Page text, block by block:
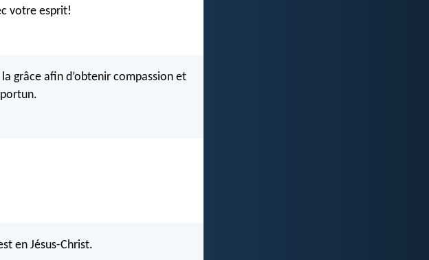
votre esprit!
grâce afin d’obtenir compassion et
en Jésus-Christ.